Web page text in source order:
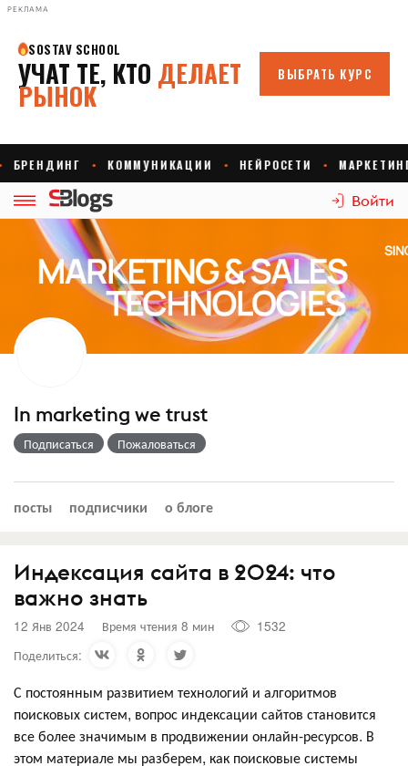
РЕКЛАМА
Войти
In marketing we trust
Подписаться Пожаловаться
посты подписчики о блоге
Индексация сайта в 2024: что
важно знать
12 Янв 2024 Время чтения 8 мин
1532
Поделиться:
С постоянным развитием технологий и алгоритмов
поисковых систем, вопрос индексации сайтов становится
все более значимым в продвижении онлайн-ресурсов. В
этом материале мы разберем, как поисковые системы